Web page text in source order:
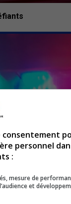
suite d’une
consentement
personnel
:
mesure de
et